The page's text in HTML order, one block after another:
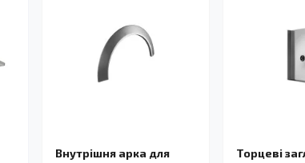
Внутрішня арка для
Торцеві